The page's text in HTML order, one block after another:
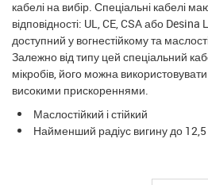
кабелі на вибір. Спеціальні кабелі
відповідності: UL, CE, CSA або
доступний у вогнестійкому та
Залежно від типу цей спеціальний
мікробів, його можна
високими прискореннями.
Маслостійкий і стійкий
Найменший радіус вигину до 12,5